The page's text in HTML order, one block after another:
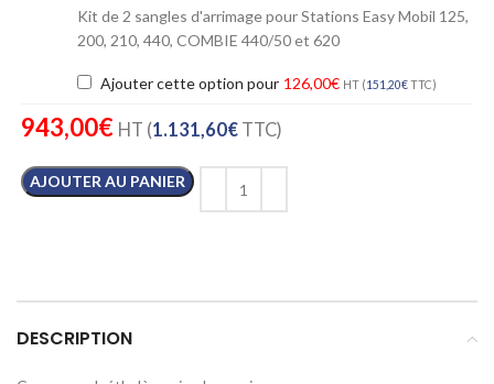
Kit de 2 sangles d'arrimage pour Stations Easy Mobil 125,
200, 210, 440, COMBIE 440/50 et 620
Ajouter cette option pour 126,00€ HT (151,20€TTC)
943,00€ HT (1.131,60€ TTC)
AJOUTER AU PANIER
DESCRIPTION